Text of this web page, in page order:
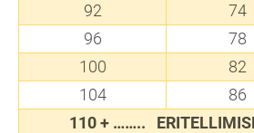
92
74
96
78
100
82
104
86
110 + ……..